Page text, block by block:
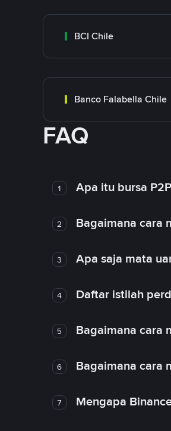
BCI Chile
Banco Falabella Chile
FAQ
1 Apa itu bursa
2 Bagaimana cara
3 Apa saja mata
4 Daftar istilah
5 Bagaimana cara
6 Bagaimana cara
7 Mengapa